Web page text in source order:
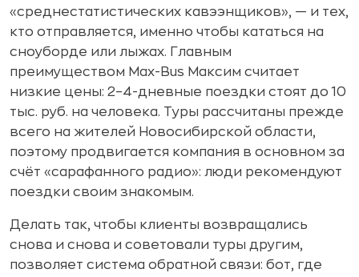
«среднестатистических кавээнщиков», — и тех,
кто отправляется, именно чтобы кататься на
сноуборде или лыжах. Главным
преимуществом Max-Bus Максим считает
низкие цены: 2–4-дневные поездки стоят до 10
тыс. руб. на человека. Туры рассчитаны прежде
всего на жителей Новосибирской области,
поэтому продвигается компания в основном за
счёт «сарафанного радио»: люди рекомендуют
поездки своим знакомым.
Делать так, чтобы клиенты возвращались
снова и снова и советовали туры другим,
позволяет система обратной связи: бот, где